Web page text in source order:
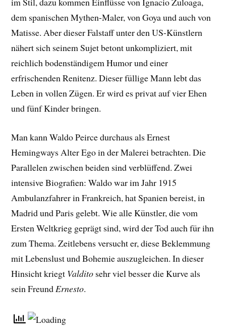
dem spanischen Mythen-Maler, von Goya und auch von
Matisse. Aber dieser Falstaff unter den US-Künstlern
nähert sich seinem Sujet betont unkompliziert, mit
reichlich bodenständigem Humor und einer
erfrischenden Renitenz. Dieser füllige Mann lebt das
Leben in vollen Zügen. Er wird es privat auf vier Ehen
und fünf Kinder bringen.
Man kann Waldo Peirce durchaus als Ernest
Hemingways Alter Ego in der Malerei betrachten. Die
Parallelen zwischen beiden sind verblüffend. Zwei
intensive Biografien: Waldo war im Jahr 1915
Ambulanzfahrer in Frankreich, hat Spanien bereist, in
Madrid und Paris gelebt. Wie alle Künstler, die vom
Ersten Weltkrieg geprägt sind, wird der Tod auch für ihn
zum Thema. Zeitlebens versucht er, diese Beklemmung
mit Lebenslust und Bohemie auszugleichen. In dieser
Hinsicht kriegt Valdito sehr viel besser die Kurve als
sein Freund Ernesto.